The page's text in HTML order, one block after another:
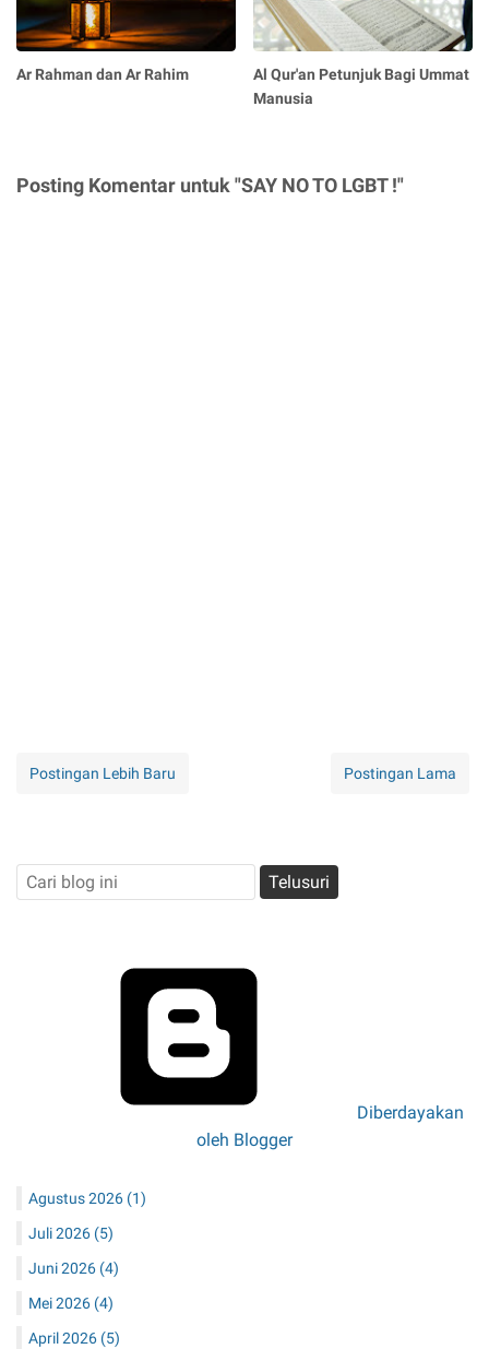
Ar Rahman dan Ar Rahim
Al Qur'an Petunjuk Bagi Ummat
Manusia
Posting Komentar untuk "SAY NO TO LGBT !"
Postingan Lebih Baru Postingan Lama
Diberdayakan
oleh Blogger
Agustus 2026 (1)
Juli 2026 (5)
Juni 2026 (4)
Mei 2026 (4)
April 2026 (5)